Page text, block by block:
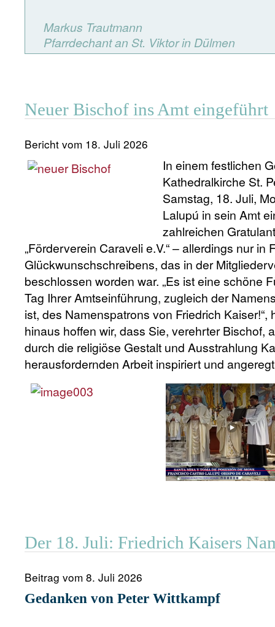
Markus Trautmann
Pfarrdechant an St. Viktor in Dülmen
Neuer Bischof ins Amt eingeführt
Bericht vom 18. Juli 2026
In einem festlichen
Kathedralkirche St.
Samstag, 18. Juli,
Lalupú in sein Amt
zahlreichen
„Förderverein Caraveli e.V.“ – allerdings nur in
Glückwunschschreibens, das in der
beschlossen worden war. „Es ist eine schöne
Tag Ihrer Amtseinführung, zugleich der
ist, des Namenspatrons von Friedrich Kaiser!“,
hinaus hoffen wir, dass Sie, verehrter Bischof,
durch die religiöse Gestalt und Ausstrahlung
herausfordernden Arbeit inspiriert und
Der 18. Juli: Friedrich Kaisers
Beitrag vom 8. Juli 2026
Gedanken von Peter Wittkampf